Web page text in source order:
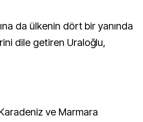
da ülkenin dört bir yanında
dile getiren Uraloğlu,
ve Marmara